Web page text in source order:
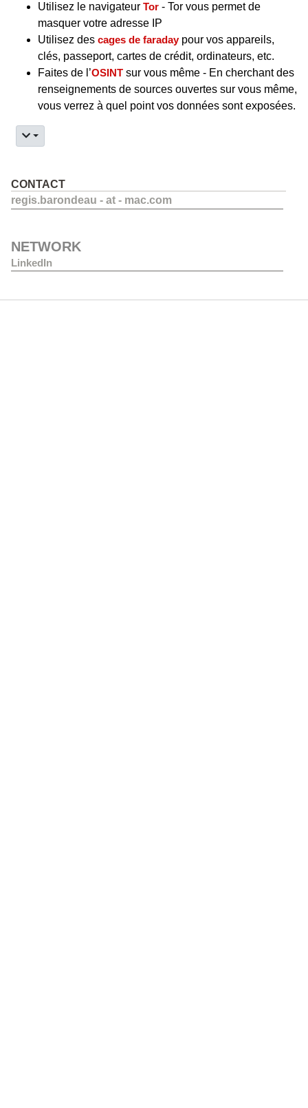
Utilisez le navigateur Tor - Tor vous permet de
masquer votre adresse IP
Utilisez des cages de faradaypour vos appareils,
clés, passeport, cartes de crédit, ordinateurs, etc.
Faites de l’OSINT sur vous même - En cherchant des
renseignements de sources ouvertes sur vous même,
vous verrez à quel point vos données sont exposées.
CONTACT
regis.barondeau - at - mac.com
NETWORK
LinkedIn